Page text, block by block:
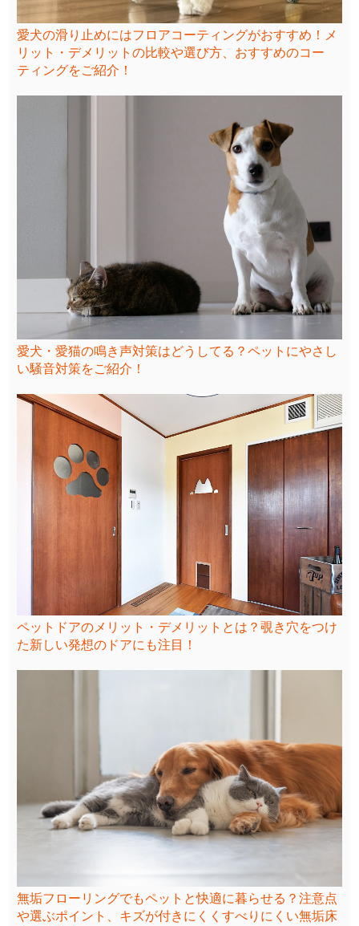
愛犬の滑り止めにはフロアコーティングがおすすめ！メ
リット・デメリットの比較や選び方、おすすめのコー
ティングをご紹介！
愛犬・愛猫の鳴き声対策はどうしてる？ペットにやさし
い騒音対策をご紹介！
ペットドアのメリット・デメリットとは？覗き穴をつけ
た新しい発想のドアにも注目！
無垢フローリングでもペットと快適に暮らせる？注意点
や選ぶポイント、キズが付きにくくすべりにくい無垢床